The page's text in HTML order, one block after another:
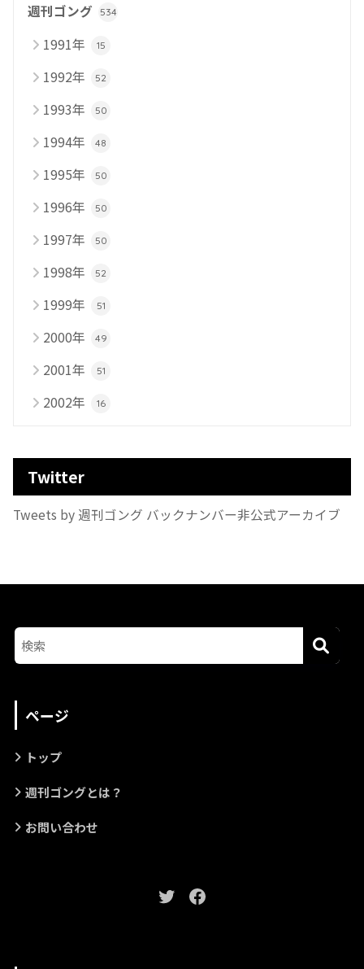
週刊ゴング 534
1991年 15
1992年 52
1993年 50
1994年 48
1995年 50
1996年 50
1997年 50
1998年 52
1999年 51
2000年 49
2001年 51
2002年 16
Twitter
Tweets by 週刊ゴング バックナンバー非公式アーカイブ
ページ
トップ
週刊ゴングとは？
お問い合わせ